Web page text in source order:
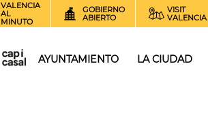
VALENCIA
AL
MINUTO
GOBIERNO
ABIERTO
VISIT
VALENCIA
AYUNTAMIENTO LA CIUDAD